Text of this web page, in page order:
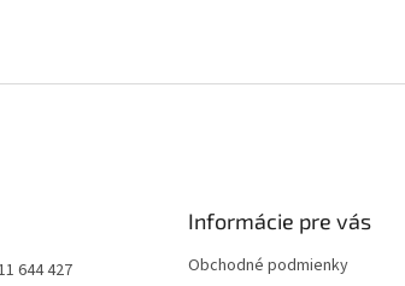
644 427
Informácie pre vás
Obchodné podmienky